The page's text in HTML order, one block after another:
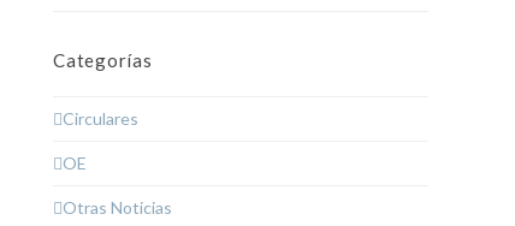
Categorías
Circulares
OE
Otras Noticias